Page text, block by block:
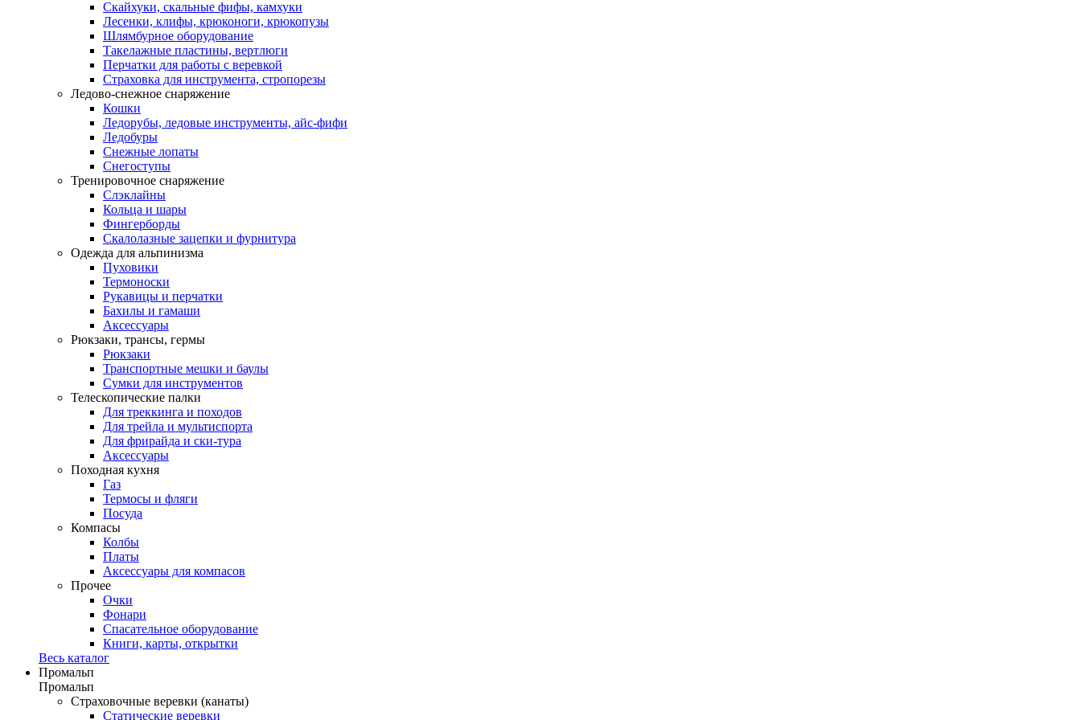
Скайхуки, скальные фифы, камхуки
Лесенки, клифы, крюконоги, крюкопузы
Шлямбурное оборудование
Такелажные пластины, вертлюги
Перчатки для работы с веревкой
Страховка для инструмента, стропорезы
Ледово-снежное снаряжение
Кошки
Ледорубы, ледовые инструменты, айс-фифи
Ледобуры
Снежные лопаты
Снегоступы
Тренировочное снаряжение
Слэклайны
Кольца и шары
Фингерборды
Скалолазные зацепки и фурнитура
Одежда для альпинизма
Пуховики
Термоноски
Рукавицы и перчатки
Бахилы и гамаши
Аксессуары
Рюкзаки, трансы, гермы
Рюкзаки
Транспортные мешки и баулы
Сумки для инструментов
Телескопические палки
Для треккинга и походов
Для трейла и мультиспорта
Для фрирайда и ски-тура
Аксессуары
Походная кухня
Газ
Термосы и фляги
Посуда
Компасы
Колбы
Платы
Аксессуары для компасов
Прочее
Очки
Фонари
Спасательное оборудование
Книги, карты, открытки
Весь каталог
Промальп
Промальп
Страховочные веревки (канаты)
Статические веревки